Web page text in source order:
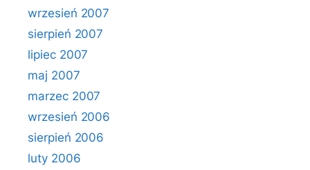
wrzesień 2007
sierpień 2007
lipiec 2007
maj 2007
marzec 2007
wrzesień 2006
sierpień 2006
luty 2006